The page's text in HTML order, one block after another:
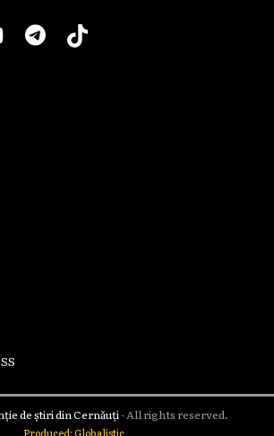
de știri din Cernăuți- All rights reserved.
Produced: Globalistic